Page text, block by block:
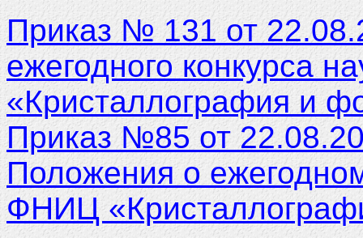
Приказ № 131 от
ежегодного конкурса
«Кристаллография и
Приказ №85 от
Положения о
ФНИЦ